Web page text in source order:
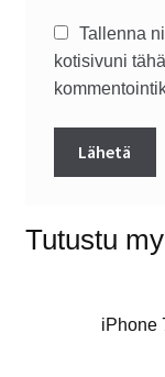
Tallenna
kotisivuni
Tutustu
iPhone